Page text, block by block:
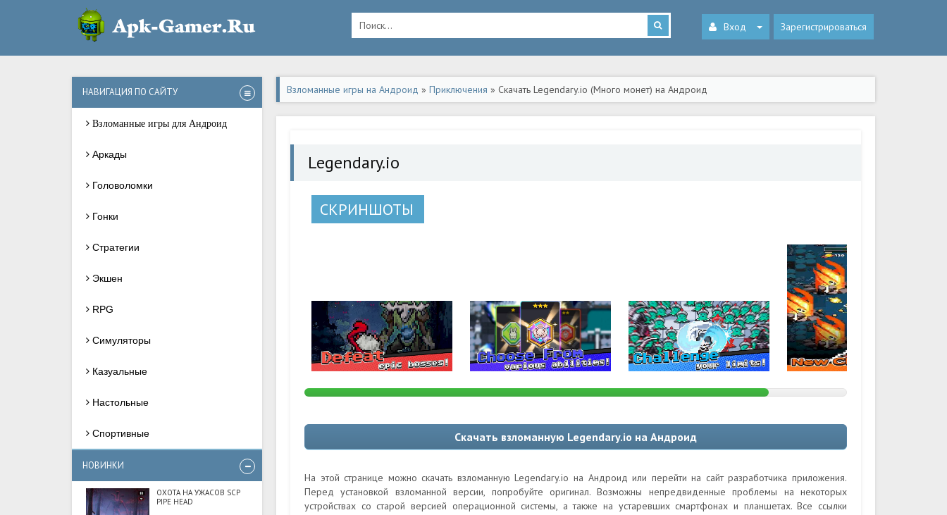
Вход Зарегистрироваться
НАВИГАЦИЯ ПО САЙТУ
Взломанные игры для Андроид
Аркады
Головоломки
Гонки
Стратегии
Экшен
RPG
Симуляторы
Казуальные
Настольные
Спортивные
НОВИНКИ
ОХОТА НА УЖАСОВ SCP
PIPE HEAD
Взломанные игры на Андроид » Приключения » Скачать Legendary.io (Много монет) на Андроид
Legendary.io
СКРИНШОТЫ
Скачать взломанную Legendary.io на Андроид
На этой странице можно скачать взломанную Legendary.io на Андроид или перейти на сайт разработчика приложения.
Перед установкой взломанной версии, попробуйте оригинал. Возможны непредвиденные проблемы на некоторых
устройствах со старой версией операционной системы, а также на устаревших смартфонах и планшетах. Все ссылки